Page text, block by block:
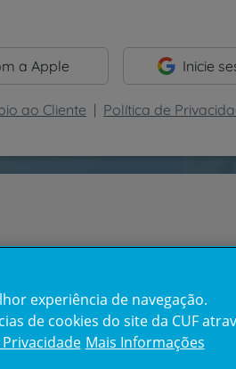
a Apple Inicie
ao Cliente | Política de
experiência de navegação.
de cookies do site da CUF
Mais Informações